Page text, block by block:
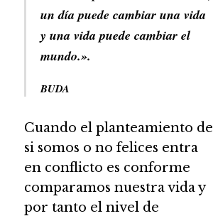
un día puede cambiar una vida
y una vida puede cambiar el
mundo.».
BUDA
Cuando el planteamiento de
si somos o no felices entra
en conflicto es conforme
comparamos nuestra vida y
por tanto el nivel de